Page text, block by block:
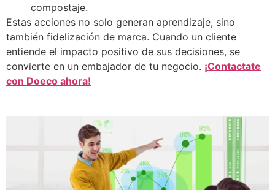
compostaje.
Estas acciones no solo generan aprendizaje, sino
también fidelización de marca. Cuando un cliente
entiende el impacto positivo de sus decisiones, se
convierte en un embajador de tu negocio. ¡Contactate
con Doeco ahora!